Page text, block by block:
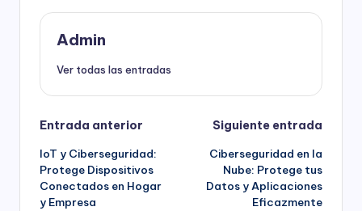
Admin
Ver todas las entradas
Navegación
de
entradas
Entrada anterior
IoT y Ciberseguridad:
Protege Dispositivos
Conectados en Hogar
y Empresa
Siguiente entrada
Ciberseguridad en la
Nube: Protege tus
Datos y Aplicaciones
Eficazmente